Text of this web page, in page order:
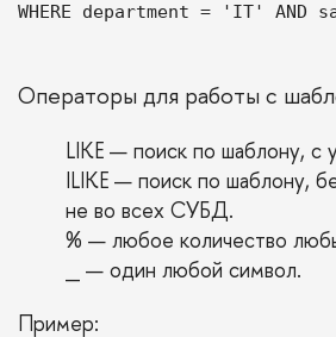
WHERE department = 'IT' AND
Операторы для работы с
LIKE — поиск по шаблону, с
ILIKE — поиск по шаблону,
не во всех СУБД.
% — любое количество
_ — один любой символ.
Пример: